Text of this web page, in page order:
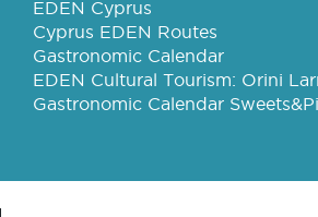
EDEN Cyprus
Cyprus EDEN Routes
Gastronomic Calendar
EDEN Cultural Tourism: Orini
Gastronomic Calendar